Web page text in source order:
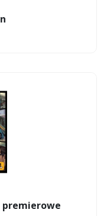
premierowe